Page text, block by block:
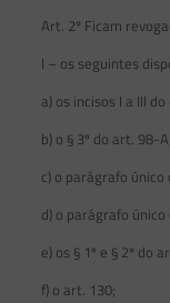
Art. 2º Ficam
I – os seguintes
a) os incisos I a III
b) o § 3º do art. 98-A;
c) o parágrafo
d) o parágrafo
e) os § 1º e § 2º do
f) o art. 130;